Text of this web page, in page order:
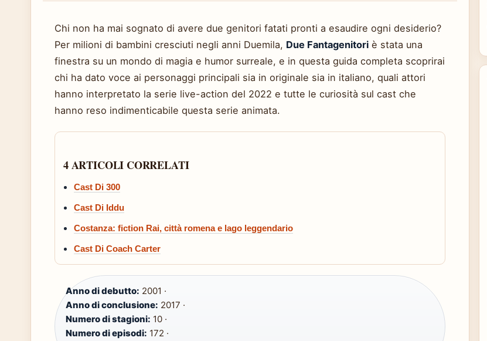
Chi non ha mai sognato di avere due genitori fatati pronti a esaudire ogni desiderio?
Per milioni di bambini cresciuti negli anni Duemila, Due Fantagenitori è stata una
finestra su un mondo di magia e humor surreale, e in questa guida completa scoprirai
chi ha dato voce ai personaggi principali sia in originale sia in italiano, quali attori
hanno interpretato la serie live-action del 2022 e tutte le curiosità sul cast che
hanno reso indimenticabile questa serie animata.
4 ARTICOLI CORRELATI
Cast Di 300
Cast Di Iddu
Costanza: fiction Rai, città romena e lago leggendario
Cast Di Coach Carter
Anno di debutto: 2001 ·
Anno di conclusione: 2017 ·
Numero di stagioni: 10 ·
Numero di episodi: 172 ·